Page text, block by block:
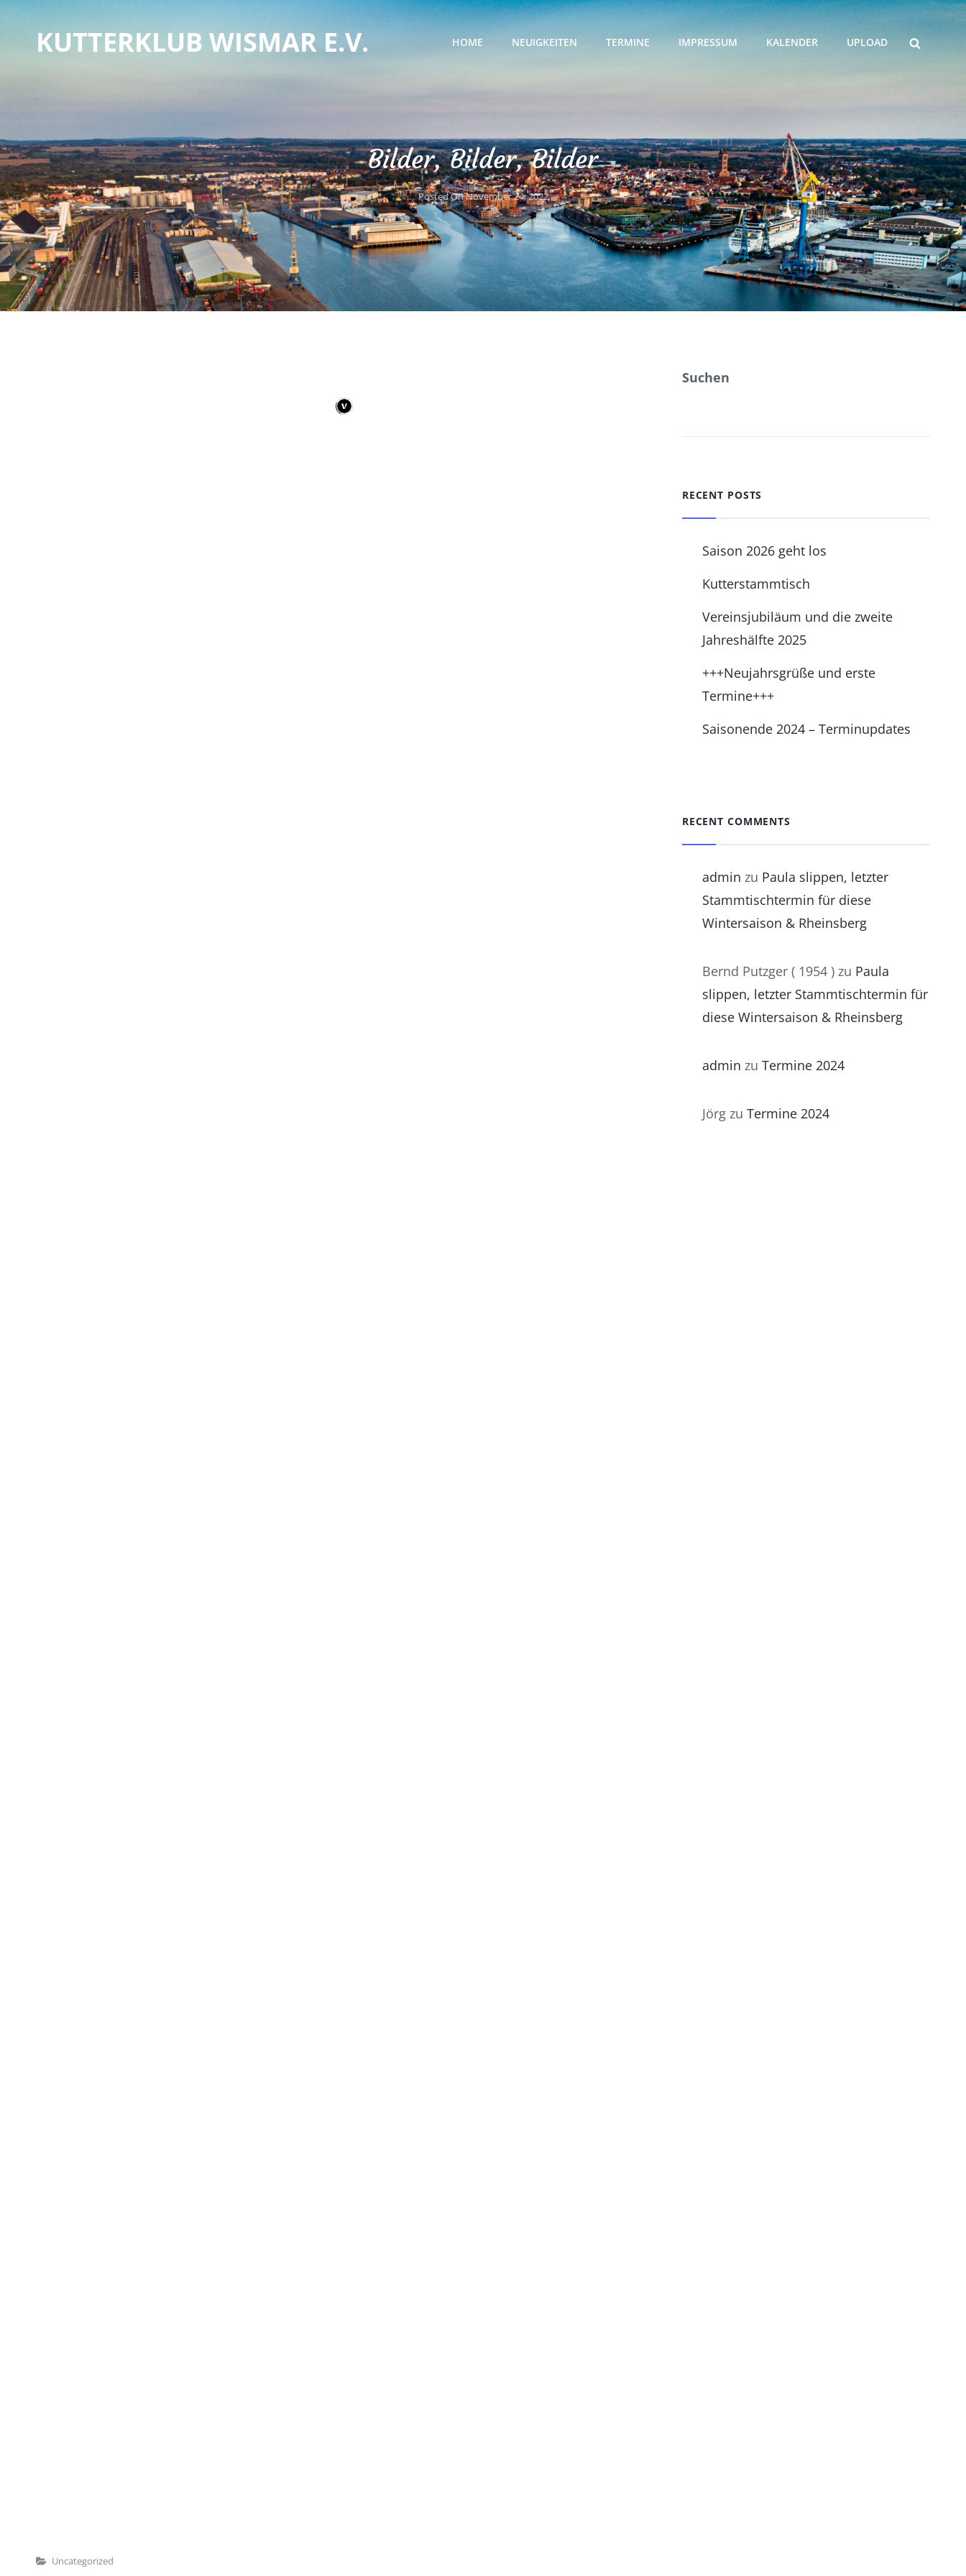
KUTTERKLUB WISMAR E.V. HOME NEUIGKEITEN TERMINE IMPRESSUM KALENDER UPLOAD SEARCH
Bilder, Bilder, Bilder
Posted OnNovember 24, 2022
Categories
Uncategorized
Suchen
RECENT POSTS
Saison 2026 geht los
Kutterstammtisch
Vereinsjubiläum und die zweite
Jahreshälfte 2025
+++Neujahrsgrüße und erste
Termine+++
Saisonende 2024 – Terminupdates
RECENT COMMENTS
admin zu Paula slippen, letzter
Stammtischtermin für diese
Wintersaison & Rheinsberg
Bernd Putzger ( 1954 )zu Paula
slippen, letzter Stammtischtermin für
diese Wintersaison & Rheinsberg
admin zu Termine 2024
Jörgzu Termine 2024